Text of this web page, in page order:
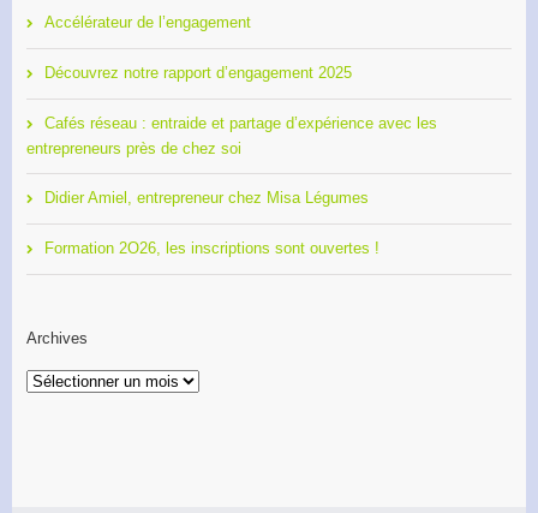
Accélérateur de l’engagement
Découvrez notre rapport d’engagement 2025
Cafés réseau : entraide et partage d’expérience avec les
entrepreneurs près de chez soi
Didier Amiel, entrepreneur chez Misa Légumes
Formation 2O26, les inscriptions sont ouvertes !
Archives
Archives